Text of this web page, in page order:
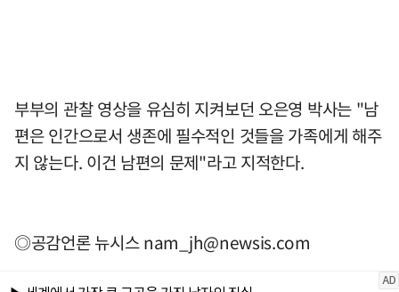
부부의 관찰 영상을 유심히 지켜보던 오은영 박사는 "남
편은 인간으로서 생존에 필수적인 것들을 가족에게 해주
지 않는다. 이건 남편의 문제"라고 지적한다.
◎공감언론 뉴시스nam_jh@newsis.com